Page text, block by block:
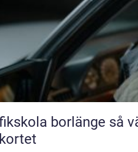
borlänge så väljer du rätt väg till